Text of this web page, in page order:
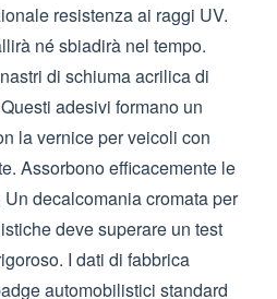
resistenza ai raggi UV.
né sbiadirà nel tempo.
di schiuma acrilica di
adesivi formano un
la vernice per veicoli con
Assorbono efficacemente le
decalcomania cromata per
deve superare un test
I dati di fabbrica
automobilistici standard